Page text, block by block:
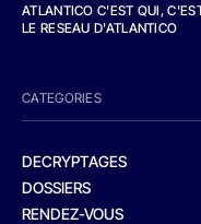
ATLANTICO C'EST QUI,
LE RESEAU D'ATLANTICO
CATEGORIES
DECRYPTAGES
DOSSIERS
RENDEZ-VOUS